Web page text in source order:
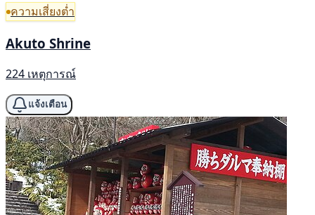
ความเสี่ยงต่ำ
Akuto Shrine
224 เหตุการณ์
แจ้งเตือน